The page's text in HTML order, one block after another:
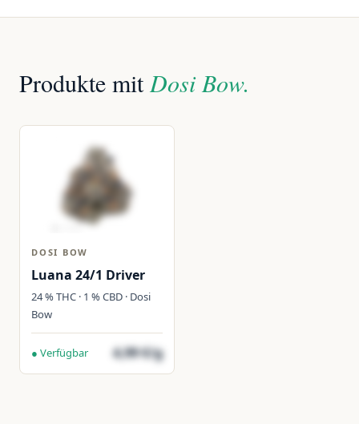
Produkte mitDosi Bow.
DOSI BOW
Luana 24/1 Driver
24 % THC · 1 % CBD · Dosi
Bow
● Verfügbar 4,99 €/g